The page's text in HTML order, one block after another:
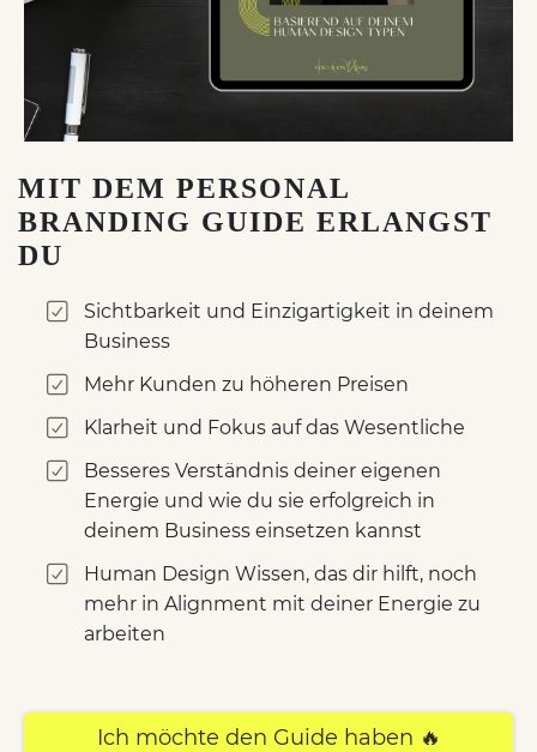
MIT DEM PERSONAL
BRANDING GUIDE ERLANGST
DU
Sichtbarkeit und Einzigartigkeit in deinem
Business
Mehr Kunden zu höheren Preisen
Klarheit und Fokus auf das Wesentliche
Besseres Verständnis deiner eigenen
Energie und wie du sie erfolgreich in
deinem Business einsetzen kannst
Human Design Wissen, das dir hilft, noch
mehr in Alignment mit deiner Energie zu
arbeiten
Ich möchte den Guide haben 🔥